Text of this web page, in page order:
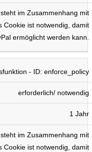
im Zusammenhang mit
Cookie ist notwendig, damit
ermöglicht werden kann.
- ID: enforce_policy
erforderlich/ notwendig
1 Jahr
im Zusammenhang mit
Cookie ist notwendig, damit